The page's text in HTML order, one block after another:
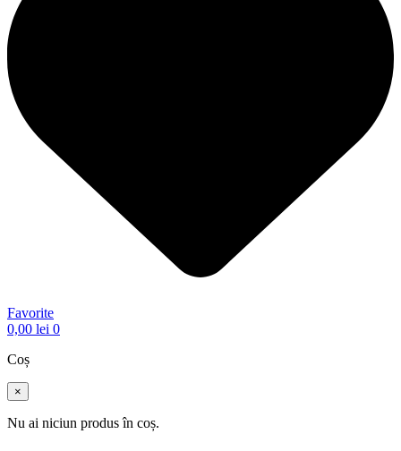
Favorite
0,00 lei 0
Coș
×
Nu ai niciun produs în coș.